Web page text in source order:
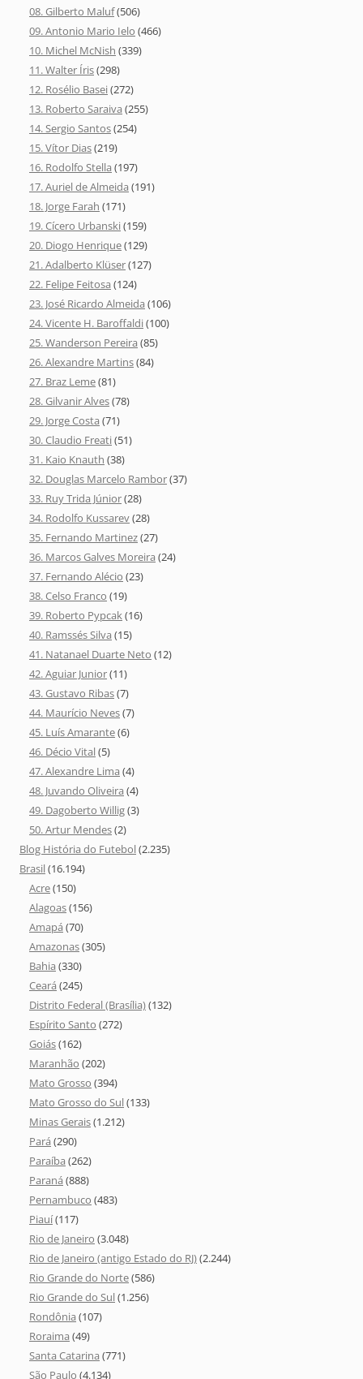
08. Gilberto Maluf(506)
09. Antonio Mario Ielo (466)
10. Michel McNish (339)
11. Walter Íris(298)
12. Rosélio Basei(272)
13. Roberto Saraiva (255)
14. Sergio Santos(254)
15. Vítor Dias(219)
16. Rodolfo Stella (197)
17. Auriel de Almeida (191)
18. Jorge Farah (171)
19. Cícero Urbanski(159)
20. Diogo Henrique(129)
21. Adalberto Klüser(127)
22. Felipe Feitosa (124)
23. José Ricardo Almeida (106)
24. Vicente H. Baroffaldi(100)
25. Wanderson Pereira (85)
26. Alexandre Martins(84)
27. Braz Leme(81)
28. Gilvanir Alves(78)
29. Jorge Costa (71)
30. Claudio Freati(51)
31. Kaio Knauth (38)
32. Douglas Marcelo Rambor(37)
33. Ruy Trida Júnior(28)
34. Rodolfo Kussarev(28)
35. Fernando Martinez(27)
36. Marcos Galves Moreira (24)
37. Fernando Alécio (23)
38. Celso Franco (19)
39. Roberto Pypcak (16)
40. Ramssés Silva (15)
41. Natanael Duarte Neto (12)
42. Aguiar Junior(11)
43. Gustavo Ribas(7)
44. Maurício Neves(7)
45. Luís Amarante(6)
46. Décio Vital(5)
47. Alexandre Lima (4)
48. Juvando Oliveira (4)
49. Dagoberto Willig(3)
50. Artur Mendes(2)
Blog História do Futebol(2.235)
Brasil(16.194)
Acre(150)
Alagoas(156)
Amapá (70)
Amazonas(305)
Bahia (330)
Ceará (245)
Distrito Federal (Brasília)(132)
Espírito Santo (272)
Goiás(162)
Maranhão (202)
Mato Grosso (394)
Mato Grosso do Sul(133)
Minas Gerais(1.212)
Pará (290)
Paraíba (262)
Paraná (888)
Pernambuco (483)
Piauí(117)
Rio de Janeiro (3.048)
Rio de Janeiro (antigo Estado do RJ)(2.244)
Rio Grande do Norte(586)
Rio Grande do Sul(1.256)
Rondônia (107)
Roraima (49)
Santa Catarina (771)
São Paulo (4.134)